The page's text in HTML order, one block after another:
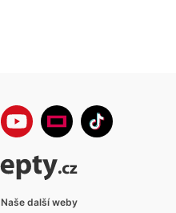
Naše další weby